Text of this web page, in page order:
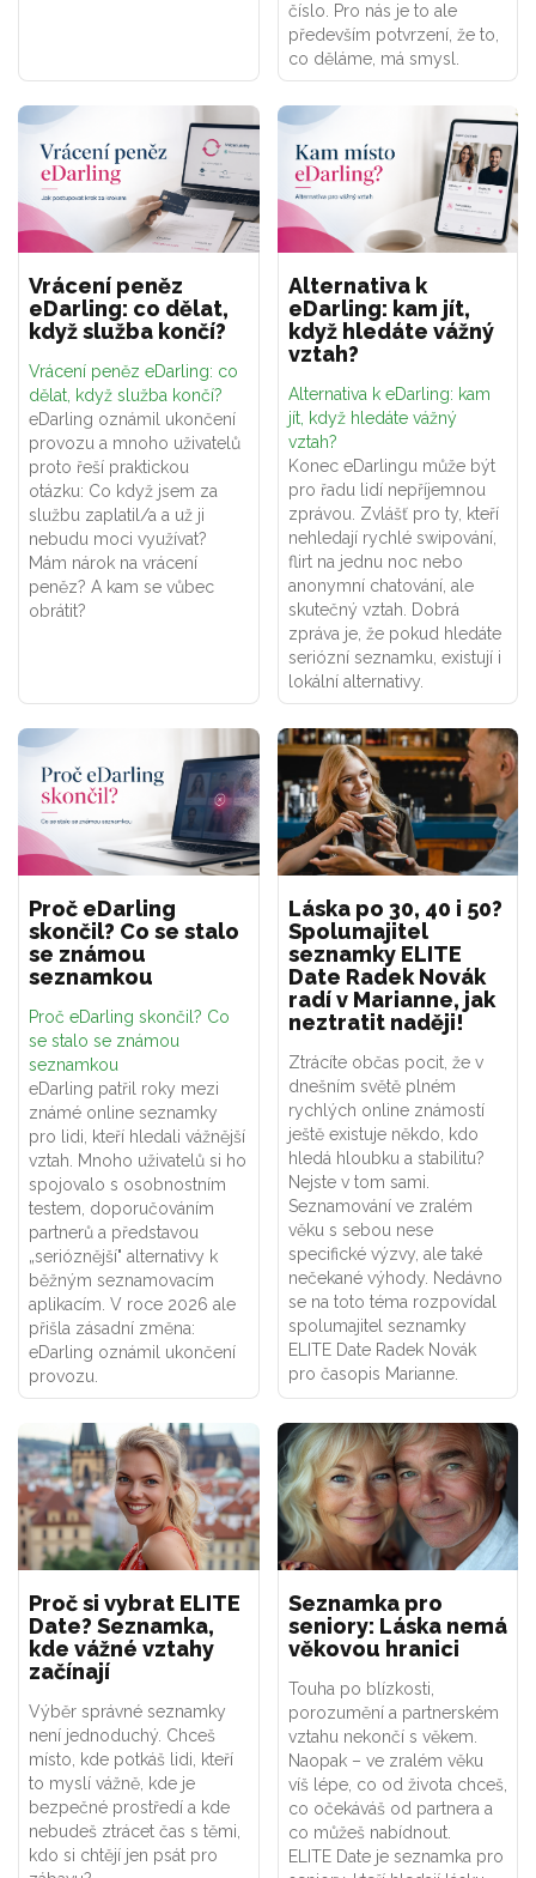
číslo. Pro nás je to ale
především potvrzení, že to,
co děláme, má smysl.
Vrácení peněz
eDarling: co dělat,
když služba končí?
Vrácení peněz eDarling: co
dělat, když služba končí?
eDarling oznámil ukončení
provozu a mnoho uživatelů
proto řeší praktickou
otázku: Co když jsem za
službu zaplatil/a a už ji
nebudu moci využívat?
Mám nárok na vrácení
peněz? A kam se vůbec
obrátit?
Alternativa k
eDarling: kam jít,
když hledáte vážný
vztah?
Alternativa k eDarling: kam
jít, když hledáte vážný
vztah?
Konec eDarlingu může být
pro řadu lidí nepříjemnou
zprávou. Zvlášť pro ty, kteří
nehledají rychlé swipování,
flirt na jednu noc nebo
anonymní chatování, ale
skutečný vztah. Dobrá
zpráva je, že pokud hledáte
seriózní seznamku, existují i
lokální alternativy.
Proč eDarling
skončil? Co se stalo
se známou
seznamkou
Proč eDarling skončil? Co
se stalo se známou
seznamkou
eDarling patřil roky mezi
známé online seznamky
pro lidi, kteří hledali vážnější
vztah. Mnoho uživatelů si ho
spojovalo s osobnostním
testem, doporučováním
partnerů a představou
„serióznější" alternativy k
běžným seznamovacím
aplikacím. V roce 2026 ale
přišla zásadní změna:
eDarling oznámil ukončení
provozu.
Láska po 30, 40 i 50?
Spolumajitel
seznamky ELITE
Date Radek Novák
radí v Marianne, jak
neztratit naději!
Ztrácíte občas pocit, že v
dnešním světě plném
rychlých online známostí
ještě existuje někdo, kdo
hledá hloubku a stabilitu?
Nejste v tom sami.
Seznamování ve zralém
věku s sebou nese
specifické výzvy, ale také
nečekané výhody. Nedávno
se na toto téma rozpovídal
spolumajitel seznamky
ELITE Date Radek Novák
pro časopis Marianne.
Proč si vybrat ELITE
Date? Seznamka,
kde vážné vztahy
začínají
Výběr správné seznamky
není jednoduchý. Chceš
místo, kde potkáš lidi, kteří
to myslí vážně, kde je
bezpečné prostředí a kde
nebudeš ztrácet čas s těmi,
kdo si chtějí jen psát pro
Seznamka pro
seniory: Láska nemá
věkovou hranici
Touha po blízkosti,
porozumění a partnerském
vztahu nekončí s věkem.
Naopak – ve zralém věku
víš lépe, co od života chceš,
co očekáváš od partnera a
co můžeš nabídnout.
ELITE Date je seznamka pro